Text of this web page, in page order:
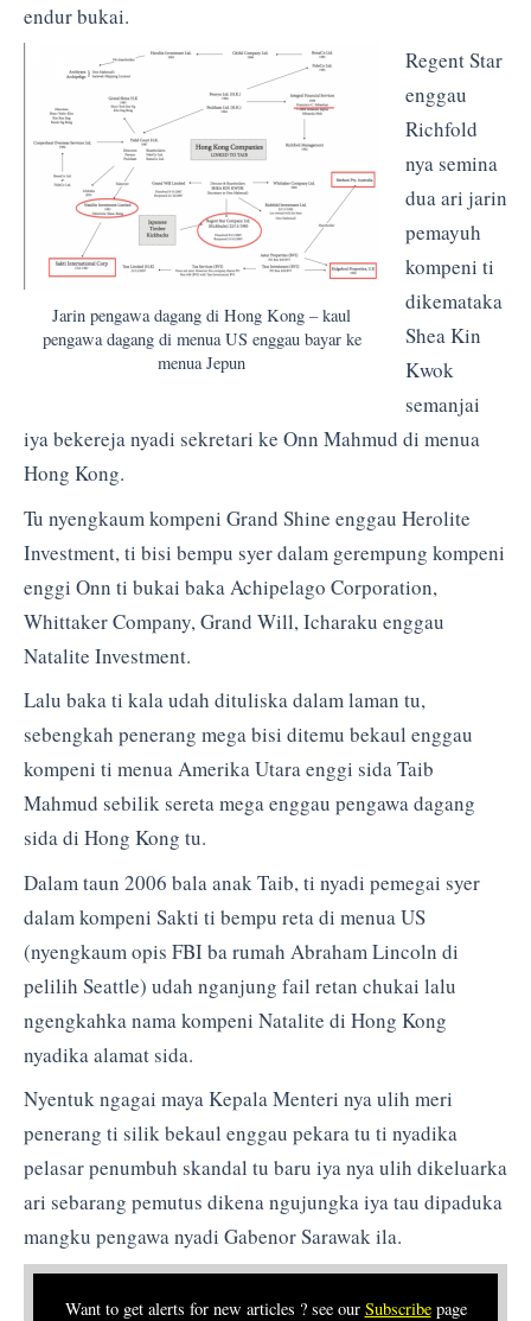
endur bukai.
Jarin pengawa dagang di Hong Kong – kaul
pengawa dagang di menua US enggau bayar ke
menua Jepun
Regent Star
enggau
Richfold
nya semina
dua ari jarin
pemayuh
kompeni ti
dikemataka
Shea Kin
Kwok
semanjai
iya bekereja nyadi sekretari ke Onn Mahmud di menua
Hong Kong.
Tu nyengkaum kompeni Grand Shine enggau Herolite
Investment, ti bisi bempu syer dalam gerempung kompeni
enggi Onn ti bukai baka Achipelago Corporation,
Whittaker Company, Grand Will, Icharaku enggau
Natalite Investment.
Lalu baka ti kala udah dituliska dalam laman tu,
sebengkah penerang mega bisi ditemu bekaul enggau
kompeni ti menua Amerika Utara enggi sida Taib
Mahmud sebilik sereta mega enggau pengawa dagang
sida di Hong Kong tu.
Dalam taun 2006 bala anak Taib, ti nyadi pemegai syer
dalam kompeni Sakti ti bempu reta di menua US
(nyengkaum opis FBI ba rumah Abraham Lincoln di
pelilih Seattle) udah nganjung fail retan chukai lalu
ngengkahka nama kompeni Natalite di Hong Kong
nyadika alamat sida.
Nyentuk ngagai maya Kepala Menteri nya ulih meri
penerang ti silik bekaul enggau pekara tu ti nyadika
pelasar penumbuh skandal tu baru iya nya ulih dikeluarka
ari sebarang pemutus dikena ngujungka iya tau dipaduka
mangku pengawa nyadi Gabenor Sarawak ila.
Want to get alerts for new articles ? see our Subscribepage